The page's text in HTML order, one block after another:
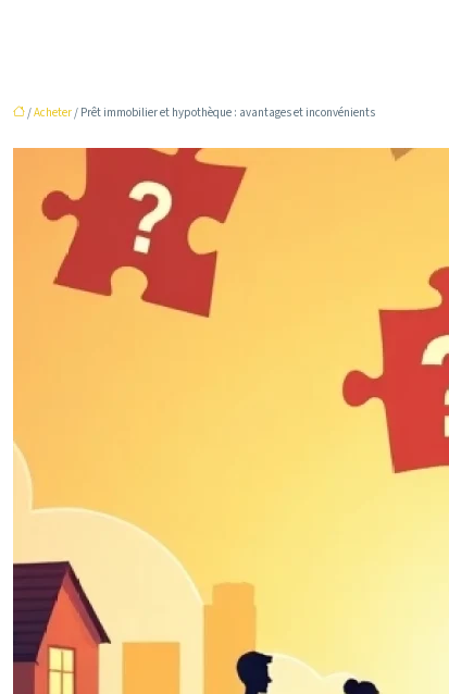
/Acheter/ Prêt immobilier et hypothèque : avantages et inconvénients